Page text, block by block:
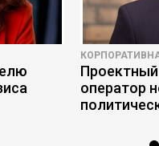
оператор